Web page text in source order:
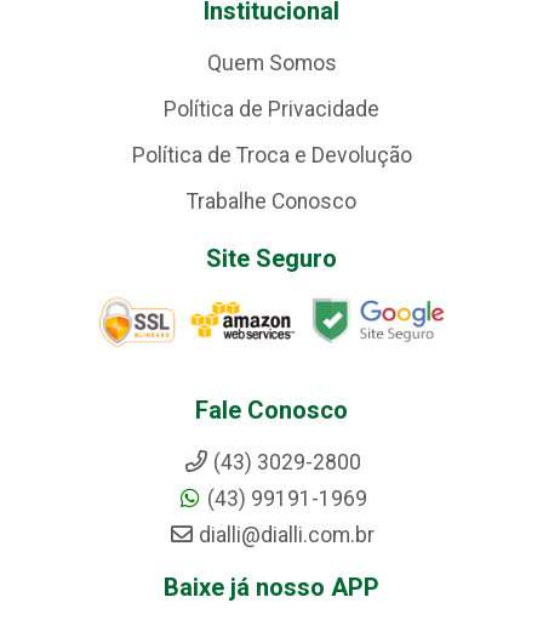
Institucional
Quem Somos
Política de Privacidade
Política de Troca e Devolução
Trabalhe Conosco
Site Seguro
Fale Conosco
(43) 3029-2800
(43) 99191-1969
dialli@dialli.com.br
Baixe já nosso APP